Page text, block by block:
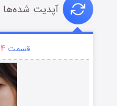
آپدیت شده‌ها
قسمت۴ (زیرنویس)